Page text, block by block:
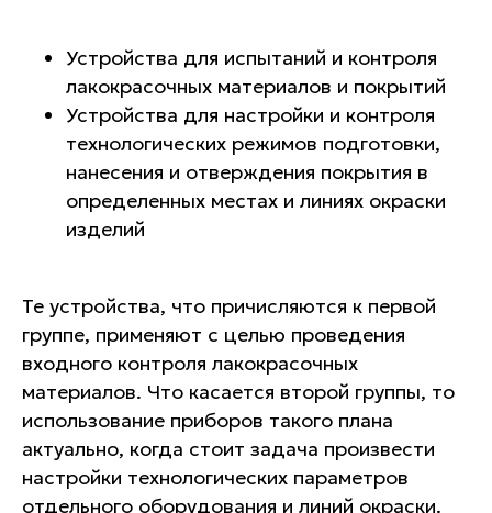
Устройства для испытаний и контроля
лакокрасочных материалов и покрытий
Устройства для настройки и контроля
технологических режимов подготовки,
нанесения и отверждения покрытия в
определенных местах и линиях окраски
изделий
Те устройства, что причисляются к первой
группе, применяют с целью проведения
входного контроля лакокрасочных
материалов. Что касается второй группы, то
использование приборов такого плана
актуально, когда стоит задача произвести
настройки технологических параметров
отдельного оборудования и линий окраски.
Несколько причин, почему стоит
выбрать именно наш
испытательный центр
ПОЧЕМУ ВЫБИРАЮТ
НАС?
Гарантии